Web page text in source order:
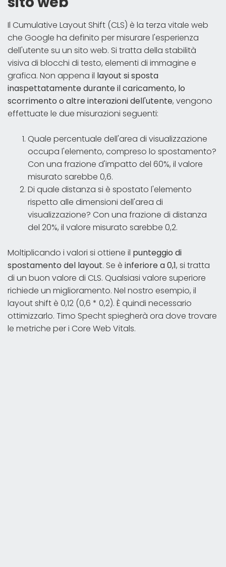
Il Cumulative Layout Shift (CLS) è la terza vitale web
che Google ha definito per misurare l'esperienza
dell'utente su un sito web. Si tratta della stabilità
visiva di blocchi di testo, elementi di immagine e
grafica. Non appena il layout si sposta
inaspettatamente durante il caricamento, lo
scorrimento o altre interazioni dell'utente, vengono
effettuate le due misurazioni seguenti:
Quale percentuale dell'area di visualizzazione
occupa l'elemento, compreso lo spostamento?
Con una frazione d'impatto del 60%, il valore
misurato sarebbe 0,6.
Di quale distanza si è spostato l'elemento
rispetto alle dimensioni dell'area di
visualizzazione? Con una frazione di distanza
del 20%, il valore misurato sarebbe 0,2.
Moltiplicando i valori si ottiene il punteggio di
spostamento del layout. Se è inferiore a 0,1, si tratta
di un buon valore di CLS. Qualsiasi valore superiore
richiede un miglioramento. Nel nostro esempio, il
layout shift è 0,12 (0,6 * 0,2). È quindi necessario
ottimizzarlo. Timo Specht spiegherà ora dove trovare
le metriche per i Core Web Vitals.